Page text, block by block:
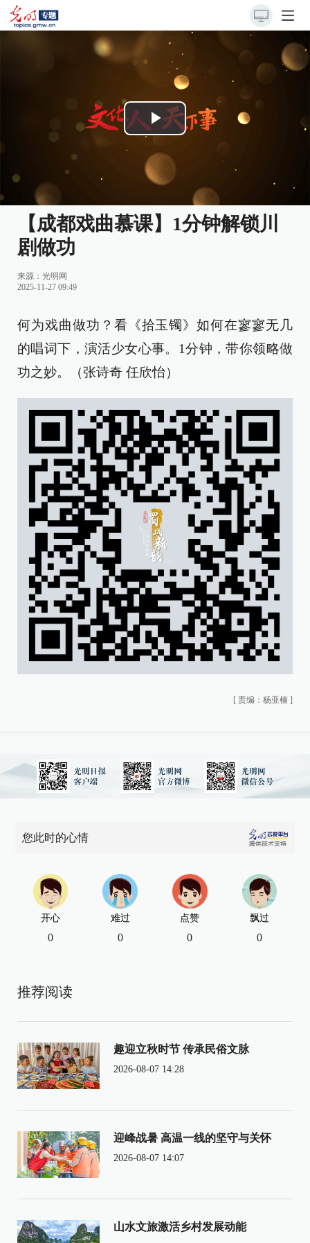
Play
Video
【成都戏曲慕课】1分钟解锁川
剧做功
来源： 光明网
2025-11-27 09:49
何为戏曲做功？看《拾玉镯》如何在寥寥无几
的唱词下，演活少女心事。1分钟，带你领略做
功之妙。（张诗奇 任欣怡）
[ 责编：杨亚楠 ]
您此时的心情
开心
0
难过
0
点赞
0
飘过
0
推荐阅读
趣迎立秋时节 传承民俗文脉
2026-08-07 14:28
迎峰战暑 高温一线的坚守与关怀
2026-08-07 14:07
山水文旅激活乡村发展动能